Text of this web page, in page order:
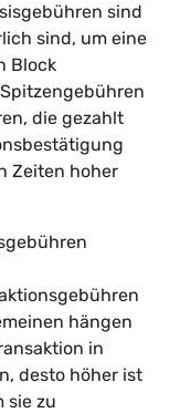
sind
sind, um eine
Block
die gezahlt
Zeiten hoher
hängen
in
desto höher ist
sie zu